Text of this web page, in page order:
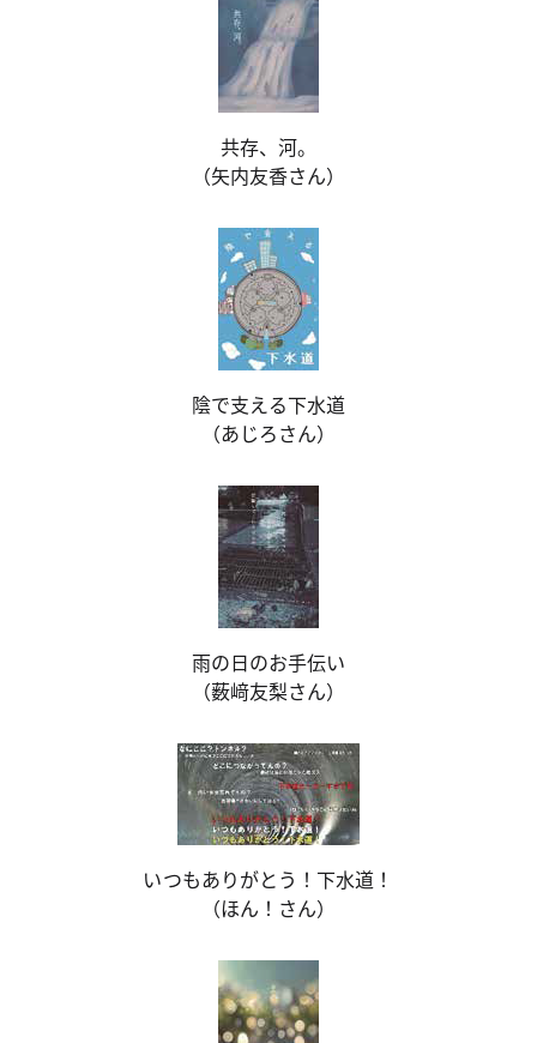
共存、河。
（矢内友香さん）
陰で支える下水道
（あじろさん）
雨の日のお手伝い
（薮﨑友梨さん）
いつもありがとう！下水道！
（ほん！さん）